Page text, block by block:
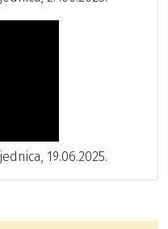
19.06.2025.